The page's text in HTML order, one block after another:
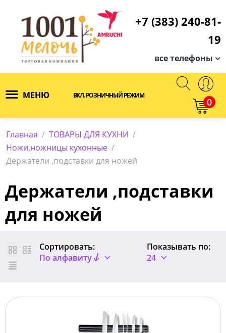
+7 (383) 240-81-
19
все телефоны
МЕНЮ ВКЛ. РОЗНИЧНЫЙ РЕЖИМ
0
Главная / ТОВАРЫ ДЛЯ КУХНИ /
Ножи,ножницы кухонные /
Держатели ,подставки для ножей
Держатели ,подставки
для ножей
Сортировать:
По алфавиту
Показывать по:
24